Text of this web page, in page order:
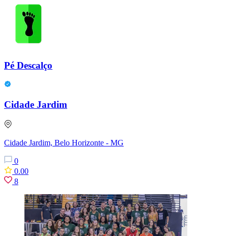
Pé Descalço
Cidade Jardim
Cidade Jardim, Belo Horizonte - MG
0
0.00
8